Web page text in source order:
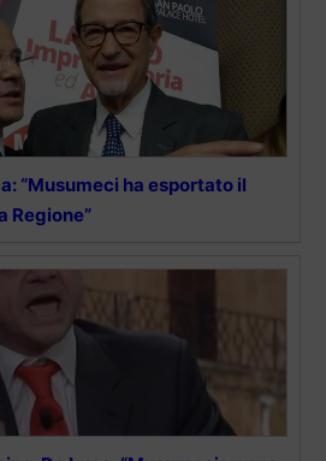
“Musumeci ha esportato il
Regione”